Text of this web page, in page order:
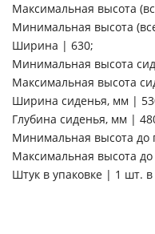
Максимальная высота
Минимальная высота
Ширина | 630;
Минимальная высота
Максимальная высота
Ширина сиденья, мм |
Глубина сиденья, мм |
Минимальная высота до
Максимальная высота
Штук в упаковке | 1 шт. в